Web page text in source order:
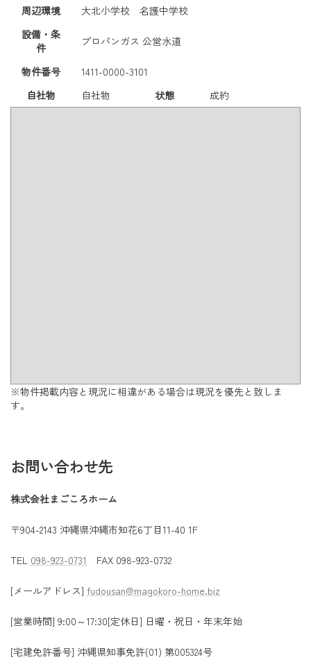
周辺環境
大北小学校 名護中学校
設備・条
件
プロパンガス 公営水道
物件番号
1411-0000-3101
自社物
自社物 状態 成約
※物件掲載内容と現況に相違がある場合は現況を優先と致しま
す。
お問い合わせ先
株式会社まごころホーム
〒904-2143 沖縄県沖縄市知花6丁目11-40 1F
TEL 098-923-0731 FAX 098-923-0732
[メールアドレス] fudousan@magokoro-home.biz
[営業時間] 9:00～17:30[定休日] 日曜・祝日・年末年始
[宅建免許番号] 沖縄県知事免許(01) 第005324号